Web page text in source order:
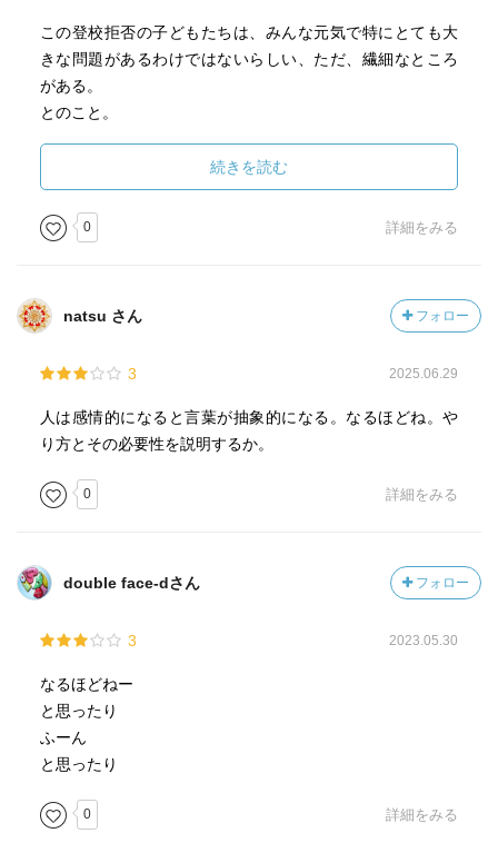
この登校拒否の子どもたちは、みんな元気で特にとても大
きな問題があるわけではないらしい、ただ、繊細なところ
がある。
とのこと。
先ほどの本では、激しいクレーマーや、ネットに書き込む
ほどの辛辣なコメントなんかも、最終的には読解力の問題
ではないか？
ているか？
いはなくなるはず。コロナ禍で面と向かうことがなくなっ
たり、文章力のない人間たちが、やり取りすることでお互
いの気持ちを読み取れなくて傷ついたとお互い感じたり、
そして、AIに取って代わられる仕事ではなく、AIでは処理し
のは間違いなく。
さらには、生きてく上では最低限必要になるものなのは間
はあるよなぁ。。。と。
高齢出産が増えてるのもあり、コミュニケーションが取れ
親がいないと何もできない。
続きを読む
0 詳細をみる
natsu さん フォロー
3 2025.06.29
人は感情的になると言葉が抽象的になる。なるほどね。や
り方とその必要性を説明するか。
0 詳細をみる
double face-dさん フォロー
3 2023.05.30
なるほどねー
と思ったり
ふーん
と思ったり
0 詳細をみる